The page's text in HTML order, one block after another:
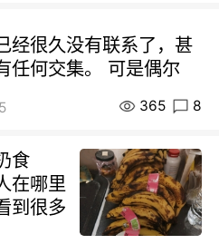
经很久没有联系了，甚
任何交集。 可是偶尔
365 8
食
在哪里
到很多